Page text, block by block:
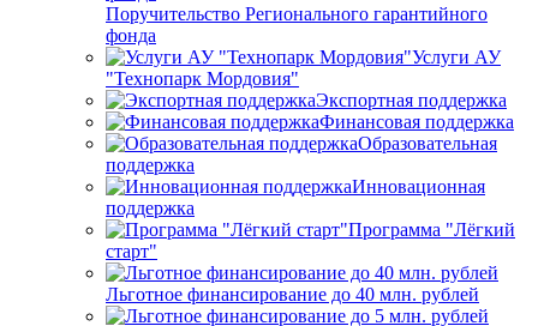
Поручительство Регионального гарантийного
фонда
Услуги АУ
"Технопарк Мордовия"
Экспортная поддержка
Финансовая поддержка
Образовательная
поддержка
Инновационная
поддержка
Программа "Лёгкий
старт"
Льготное финансирование до 40 млн. рублей